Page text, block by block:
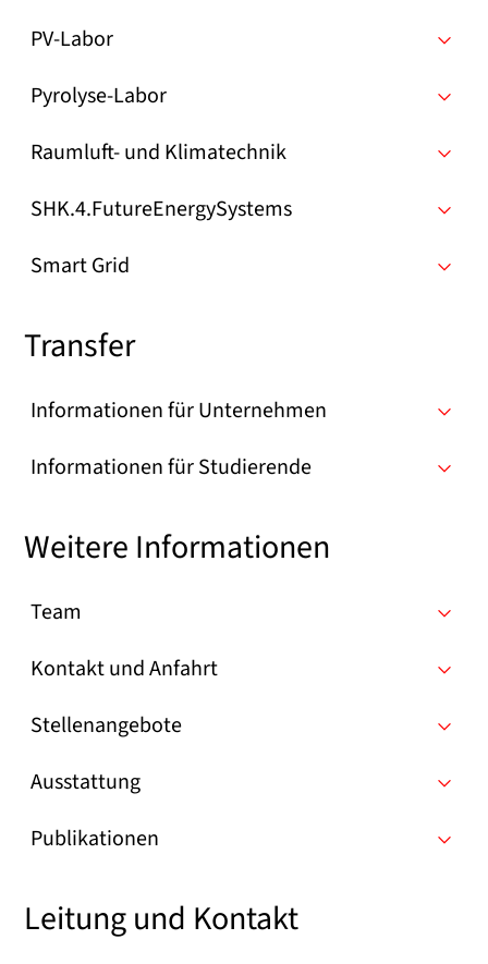
PV-Labor
Pyrolyse-Labor
Raumluft- und Klimatechnik
SHK.4.FutureEnergySystems
Smart Grid
Transfer
Informationen für Unternehmen
Informationen für Studierende
Weitere Informationen
Team
Kontakt und Anfahrt
Stellenangebote
Ausstattung
Publikationen
Leitung und Kontakt